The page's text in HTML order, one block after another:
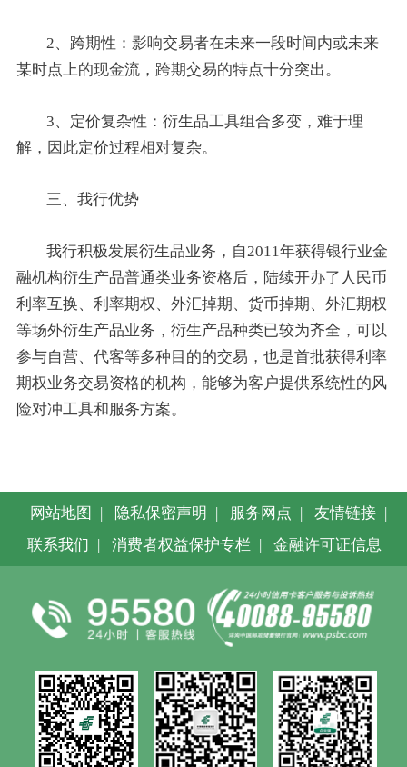
2、跨期性：影响交易者在未来一段时间内或未来
某时点上的现金流，跨期交易的特点十分突出。
3、定价复杂性：衍生品工具组合多变，难于理
解，因此定价过程相对复杂。
三、我行优势
我行积极发展衍生品业务，自2011年获得银行业金
融机构衍生产品普通类业务资格后，陆续开办了人民币
利率互换、利率期权、外汇掉期、货币掉期、外汇期权
等场外衍生产品业务，衍生产品种类已较为齐全，可以
参与自营、代客等多种目的的交易，也是首批获得利率
期权业务交易资格的机构，能够为客户提供系统性的风
险对冲工具和服务方案。
网站地图 | 隐私保密声明 | 服务网点 | 友情链接 |
联系我们 | 消费者权益保护专栏 | 金融许可证信息